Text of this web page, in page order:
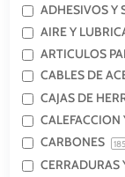
ADHESIVOS Y
AIRE Y
ARTICULOS
CABLES DE
CAJAS DE
CALEFACCION
CARBONES 185
CERRADURAS